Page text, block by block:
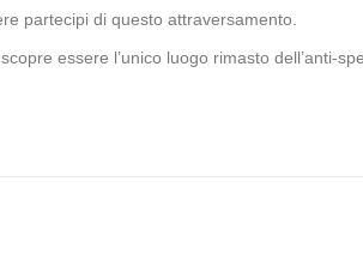
partecipi di questo attraversamento.
essere l’unico luogo rimasto dell’anti-